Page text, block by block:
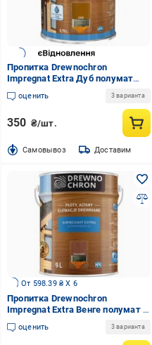
Пропитка Drewnochron
Impregnat Extra Дуб полумат
0,75 л 0,81 кг
оценить 3 варианта
350 ₴/шт.
Cамовывоз Доставим
От 598.39 ₴ X 6
Пропитка Drewnochron
Impregnat Extra Венге полумат 9
л 9,43 кг
оценить 3 варианта